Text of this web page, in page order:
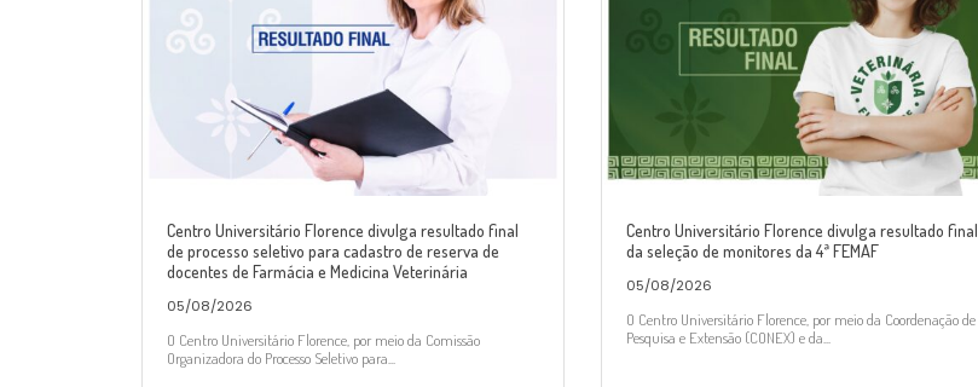
Centro Universitário Florence divulga resultado final
de processo seletivo para cadastro de reserva de
docentes de Farmácia e Medicina Veterinária
05/08/2026
O Centro Universitário Florence, por meio da Comissão
Organizadora do Processo Seletivo para...
Centro Universitário Florence divulga resultado final
da seleção de monitores da 4ª FEMAF
05/08/2026
O Centro Universitário Florence, por meio da Coordenação de
Pesquisa e Extensão (CONEX) e da...